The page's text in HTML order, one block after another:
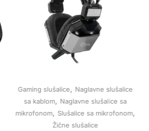
Gaming slušalice, Naglavne slušalice
sa kablom, Naglavne slušalice sa
mikrofonom, Slušalice sa mikrofonom,
Žične slušalice